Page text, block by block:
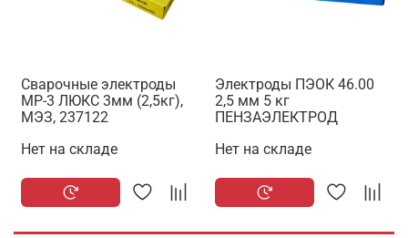
Сварочные электроды
МР-3 ЛЮКС 3мм (2,5кг),
МЭЗ, 237122
Нет на складе
Электроды ПЭОК 46.00
2,5 мм 5 кг
ПЕНЗАЭЛЕКТРОД
Нет на складе